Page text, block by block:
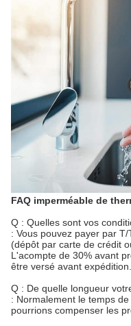
FAQ imperméable de
Q : Quelles sont vos
: Vous pouvez payer par
(dépôt par carte de crédit
L'acompte de 30% avant
être versé avant expédition.
Q : De quelle longueur
: Normalement le temps
pourrions compenser les